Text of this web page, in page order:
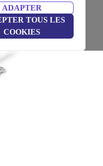
ADAPTER
TOUS LES
COOKIES